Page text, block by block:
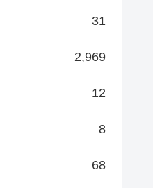
31
2,969
12
8
68